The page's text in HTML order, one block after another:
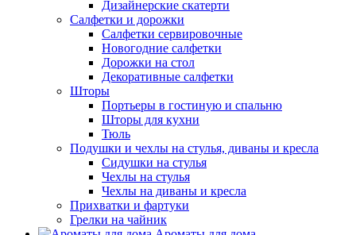
Дизайнерские скатерти
Салфетки и дорожки
Салфетки сервировочные
Новогодние салфетки
Дорожки на стол
Декоративные салфетки
Шторы
Портьеры в гостиную и спальню
Шторы для кухни
Тюль
Подушки и чехлы на стулья, диваны и кресла
Сидушки на стулья
Чехлы на стулья
Чехлы на диваны и кресла
Прихватки и фартуки
Грелки на чайник